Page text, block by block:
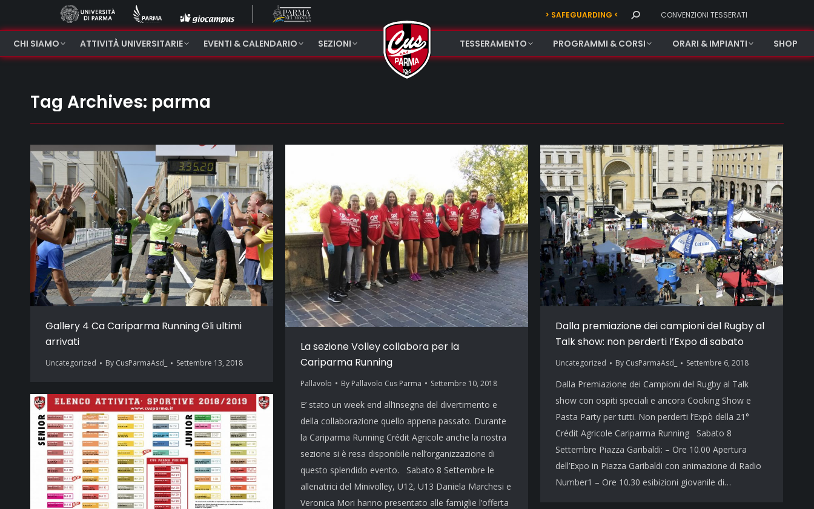
> SAFEGUARDING < Search: CONVENZIONI TESSERATI
CHI SIAMO ATTIVITÀ UNIVERSITARIE EVENTI & CALENDARIO SEZIONI TESSERAMENTO PROGRAMMI & CORSI ORARI & IMPIANTI SHOP
Tag Archives: parma
Gallery 4 Ca Cariparma Running Gli ultimi
arrivati
Uncategorized By CusParmaAsd_ Settembre 13, 2018
La sezione Volley collabora per la
Cariparma Running
Pallavolo By Pallavolo Cus Parma Settembre 10, 2018
E’ stato un week end all’insegna del divertimento e
della collaborazione quello appena passato. Durante
la Cariparma Running Crédit Agricole anche la nostra
sezione si è resa disponibile nell’organizzazione di
questo splendido evento. Sabato 8 Settembre le
allenatrici del Minivolley, U12, U13 Daniela Marchesi e
Veronica Mori hanno presentato alle famiglie l’offerta
Dalla premiazione dei campioni del Rugby al
Talk show: non perderti l’Expo di sabato
Uncategorized By CusParmaAsd_ Settembre 6, 2018
Dalla Premiazione dei Campioni del Rugby al Talk
show con ospiti speciali e ancora Cooking Show e
Pasta Party per tutti. Non perderti l’Expò della 21°
Crédit Agricole Cariparma Running Sabato 8
Settembre Piazza Garibaldi: – Ore 10.00 Apertura
dell’Expo in Piazza Garibaldi con animazione di Radio
Number1 – Ore 10.30 esibizioni giovanile di…